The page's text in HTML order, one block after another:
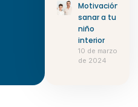
Motivación:
sanar a tu
niño
interior
10 de marzo
de 2024